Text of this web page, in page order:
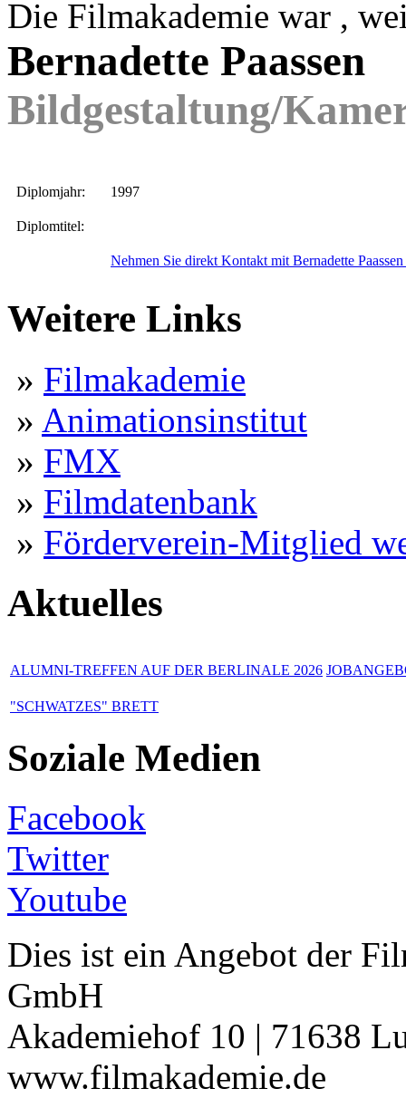
Die Filmakademie war ,
Bernadette Paassen
Bildgestaltung/
Diplomjahr: 1997
Diplomtitel:
Nehmen Sie direkt Kontakt mit Bernadette
Weitere Links
» Filmakademie
» Animationsinstitut
» FMX
» Filmdatenbank
» Förderverein-Mitglied
Aktuelles
ALUMNI-TREFFEN AUF DER BERLINALE 2026
"SCHWATZES" BRETT
Soziale Medien
Facebook
Twitter
Youtube
Dies ist ein Angebot der
GmbH
Akademiehof 10 | 71638
www.filmakademie.de